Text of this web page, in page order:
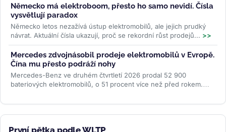
Německo má elektroboom, přesto ho samo nevidí. Čísla
vysvětlují paradox
Německo letos nezažívá ústup elektromobilů, ale jejich prudký
návrat. Aktuální čísla ukazují, proč se rekordní růst prodejů... >>
Mercedes zdvojnásobil prodeje elektromobilů v Evropě.
Čína mu přesto podráží nohy
Mercedes-Benz ve druhém čtvrtletí 2026 prodal 52 900
bateriových elektromobilů, o 51 procent více než před rokem.
První pětka podle WLTP